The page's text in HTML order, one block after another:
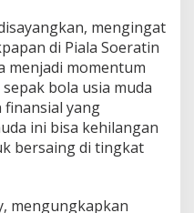
mengingat
di Piala Soeratin
menjadi momentum
bola usia muda
finansial yang
ini bisa kehilangan
bersaing di tingkat
mengungkapkan